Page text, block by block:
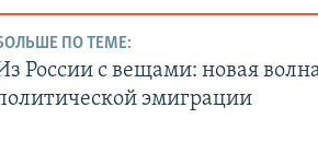
ПО ТЕМЕ:
России с вещами: новая
эмиграции